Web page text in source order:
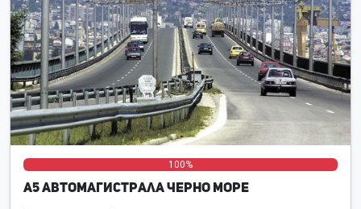
0%
0% 100%
А5 Автомагистрала Черно море